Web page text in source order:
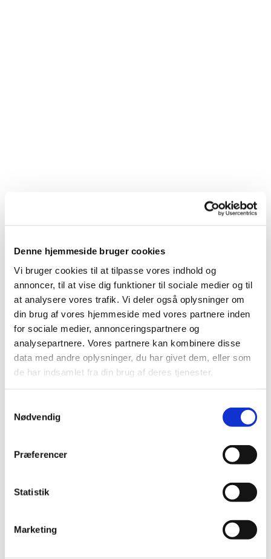
Denne hjemmeside bruger cookies
Vi bruger cookies til at tilpasse vores indhold og
annoncer, til at vise dig funktioner til sociale medier og til
at analysere vores trafik. Vi deler også oplysninger om
din brug af vores hjemmeside med vores partnere inden
for sociale medier, annonceringspartnere og
analysepartnere. Vores partnere kan kombinere disse
data med andre oplysninger, du har givet dem, eller som
de har indsamlet fra din brug af deres tjenester.
Nødvendig
Præferencer
Statistik
Marketing
Du vil måske også kunne
lide...